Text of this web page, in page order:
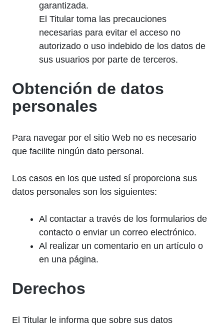
garantizada.
El Titular toma las precauciones
necesarias para evitar el acceso no
autorizado o uso indebido de los datos de
sus usuarios por parte de terceros.
Obtención de datos
personales
Para navegar por el sitio Web no es necesario
que facilite ningún dato personal.
Los casos en los que usted sí proporciona sus
datos personales son los siguientes:
Al contactar a través de los formularios de
contacto o enviar un correo electrónico.
Al realizar un comentario en un artículo o
en una página.
Derechos
El Titular le informa que sobre sus datos